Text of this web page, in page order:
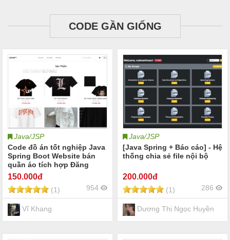
CODE GẦN GIỐNG
Java/JSP
Code đồ án tốt nghiệp Java
Spring Boot Website bán
quần áo tích hợp Đăng
nhập gg&fb, Thanh toán
VNPay, Chatbot AI, Kèm báo
cáo DATN
150.000đ
(1) 954
Vĩ Khang
Java/JSP
[Java Spring + Báo cáo] - Hệ
thống chia sẻ file nội bộ
200.000đ
(1) 286
Dương Thị Ngọc Huyền